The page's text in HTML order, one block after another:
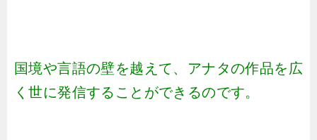
国境や言語の壁を越えて、アナタの作品を広
く世に発信することができるのです。